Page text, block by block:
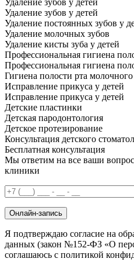
Удаление зубов у детей
Удаление зубов у детей
Удаление постоянных зубов у
Удаление молочных зубов
Удаление кисты зуба у детей
Профессиональная гигиена
Профессиональная гигиена
Гигиена полости рта
Исправление прикуса у детей
Исправление прикуса у детей
Детские пластинки
Детская пародонтология
Детское протезирование
Консультация детского
Бесплатная консультация
Мы ответим на все ваши
клиники
Онлайн-запись
Я подтверждаю согласие на
данных (закон №152-ФЗ «О
соглашаюсь с политикой